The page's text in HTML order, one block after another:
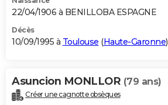
22/04/1906 à BENILLOBA ESPAGNE
Décès
10/09/1995 à Toulouse (Haute-Garonne)
Asuncion MONLLOR (79 ans)
Créer une cagnotte obsèques